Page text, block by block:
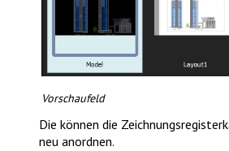
Vorschaufeld
Die können die
neu anordnen.